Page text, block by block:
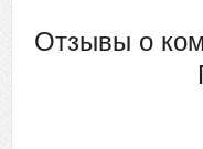
Отзывы о